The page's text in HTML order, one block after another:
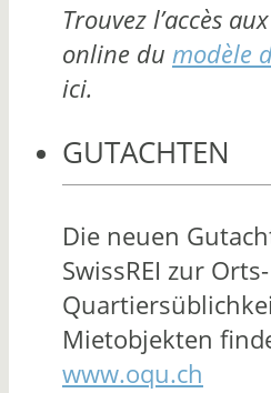
Trouvez l’accès
online du modèle
ici.
GUTACHTEN
Die neuen
SwissREI zur
Mietobjekten
www.oqu.ch